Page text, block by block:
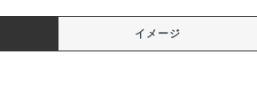
イメージ